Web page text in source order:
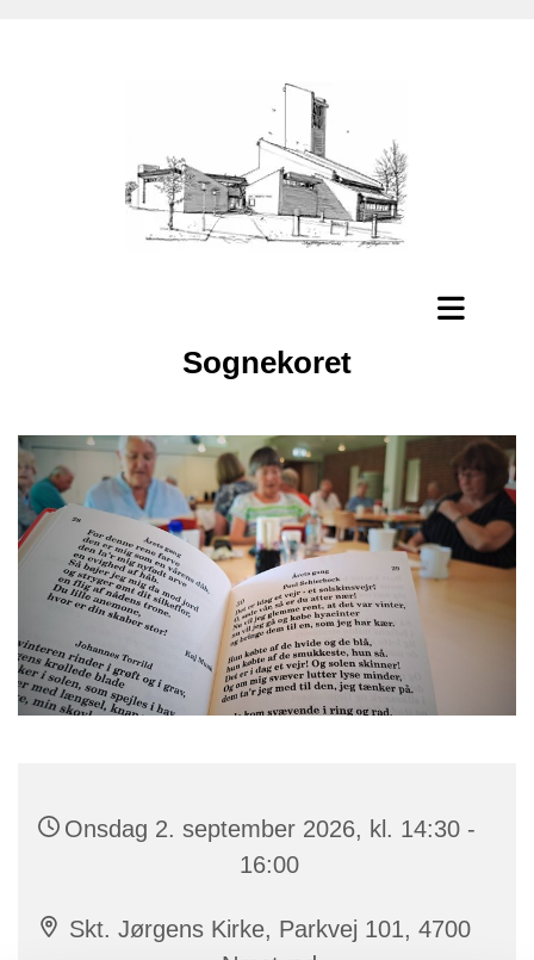
Sognekoret
Onsdag 2. september 2026, kl. 14:30 -
16:00
Skt. Jørgens Kirke, Parkvej 101, 4700